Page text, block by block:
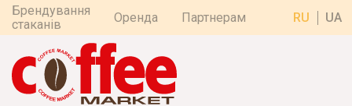
Брендування
стаканів
Оренда Партнерам RU UA